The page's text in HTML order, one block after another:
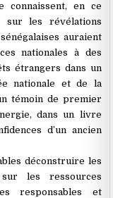
connaissent, en ce
sur les révélations
auraient
nationales à des
étrangers dans un
nationale et de la
témoin de premier
dans un livre
d’un ancien
déconstruire les
les ressources
responsables et